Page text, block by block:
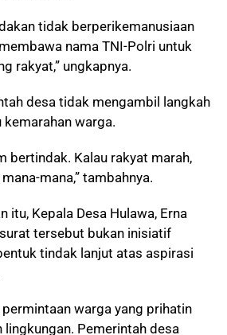
tidak berperikemanusiaan
nama TNI-Polri untuk
rakyat,” ungkapnya.
desa tidak mengambil langkah
warga.
bertindak. Kalau rakyat marah,
mana,” tambahnya.
itu, Kepala Desa Hulawa, Erna
tersebut bukan inisiatif
tindak lanjut atas aspirasi
warga yang prihatin
Pemerintah desa